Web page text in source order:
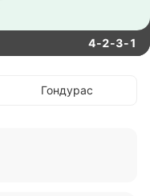
4-2-3-1
Гондурас